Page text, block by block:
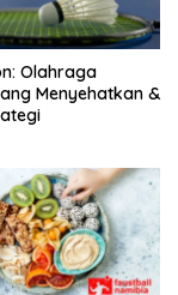
Olahraga
Menyehatkan &